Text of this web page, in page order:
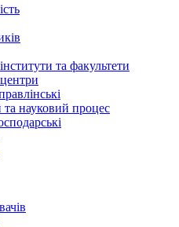
та факультети
науковий процес